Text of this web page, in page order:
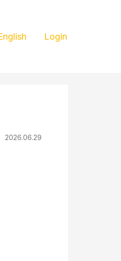
Login
2026.06.29